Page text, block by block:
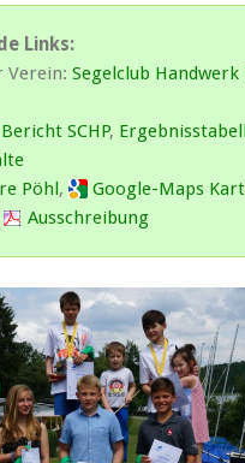
Links:
Verein: Segelclub Handwerk
Bericht SCHP,
Pöhl,
Google-Maps
Ausschreibung